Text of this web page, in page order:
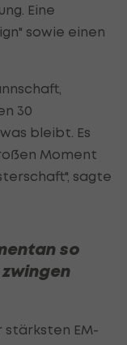
Eine
sowie einen
30
bleibt. Es
Moment
sagte
so
EM-